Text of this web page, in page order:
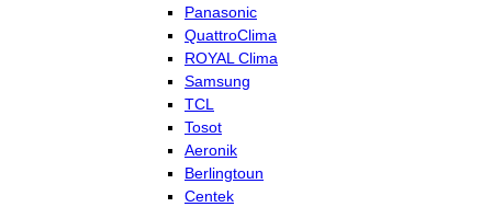
Panasonic
QuattroClima
ROYAL Clima
Samsung
TCL
Tosot
Aeronik
Berlingtoun
Centek